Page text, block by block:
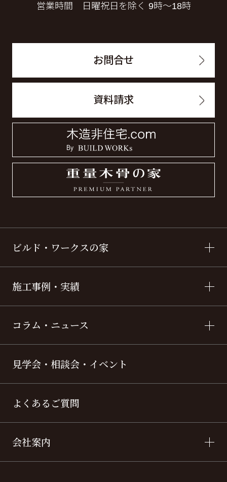
営業時間 日曜祝日を除く 9時～18時
お問合せ
資料請求
ビルド・ワークスの家
施工事例・実績
コラム・ニュース
見学会・相談会・イベント
よくあるご質問
会社案内